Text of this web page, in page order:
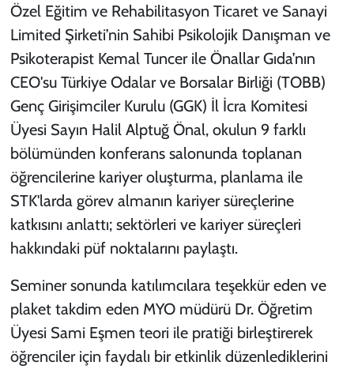
Özel Eğitim ve Rehabilitasyon Ticaret ve Sanayi
Limited Şirketi’nin Sahibi Psikolojik Danışman ve
Psikoterapist Kemal Tuncer ile Önallar Gıda’nın
CEO'su Türkiye Odalar ve Borsalar Birliği (TOBB)
Genç Girişimciler Kurulu (GGK) İl İcra Komitesi
Üyesi Sayın Halil Alptuğ Önal, okulun 9 farklı
bölümünden konferans salonunda toplanan
öğrencilerine kariyer oluşturma, planlama ile
STK'larda görev almanın kariyer süreçlerine
katkısını anlattı; sektörleri ve kariyer süreçleri
hakkındaki püf noktalarını paylaştı.
Seminer sonunda katılımcılara teşekkür eden ve
plaket takdim eden MYO müdürü Dr. Öğretim
Üyesi Sami Eşmen teori ile pratiği birleştirerek
öğrenciler için faydalı bir etkinlik düzenlediklerini